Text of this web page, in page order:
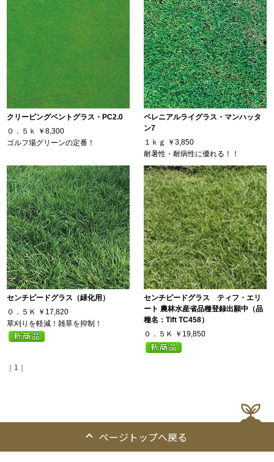
クリーピングベントグラス・PC2.0
０．５ｋ
￥8,300
ゴルフ場グリーンの定番！
ペレニアルライグラス・マンハッタ
ン7
１ｋｇ
￥3,850
耐暑性・耐病性に優れる！！
センチピードグラス（緑化用）
０．５Ｋ
￥17,820
草刈りを軽減！雑草を抑制！
センチピードグラス ティフ・エリ
ート 農林水産省品種登録出願中（品
種名：Tift TC458）
０．５Ｋ
￥19,850
｜1｜
ページトップへ戻る